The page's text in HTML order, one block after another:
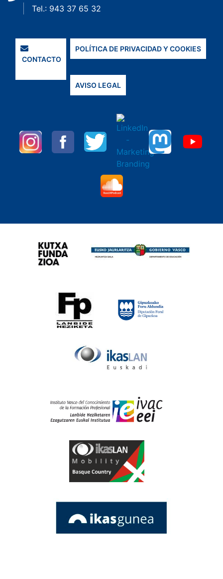
Tel.: 943 37 65 32
CONTACTO
POLÍTICA DE PRIVACIDAD Y COOKIES
AVISO LEGAL